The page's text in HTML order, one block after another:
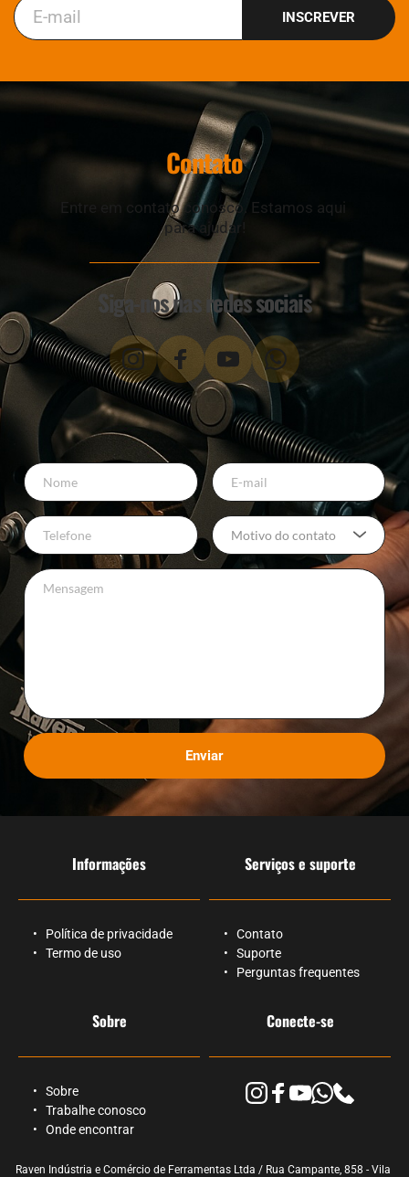
INSCREVER
Contato
Entre em contato conosco. Estamos aqui
para ajudar!
Siga-nos nas redes sociais
Motivo do contato
Enviar
Informações
Política de privacidade
Termo de uso
Serviços e suporte
Contato
Suporte
Perguntas frequentes
Sobre
Sobre
Trabalhe conosco
Onde encontrar
Conecte-se
Raven Indústria e Comércio de Ferramentas Ltda / Rua Campante, 858 - Vila